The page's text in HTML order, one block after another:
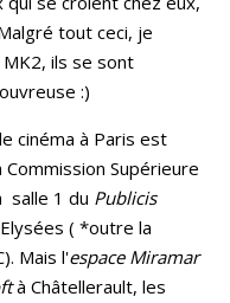
tout ceci, je
ils se sont
:)
cinéma à Paris est
Commission Supérieure
salle 1 du Publicis
( *outre la
Mais l'espace Miramar
à Châtellerault, les